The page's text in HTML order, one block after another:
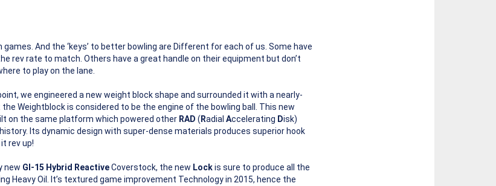
games. And the ‘keys’ to better bowling are Different for each of us. Some have
rev rate to match. Others have a great handle on their equipment but don’t
to play on the lane.
we engineered a new weight block shape and surrounded it with a nearly-
Weightblock is considered to be the engine of the bowling ball. This new
on the same platform which powered other RAD ( Radial Accelerating Disk)
Its dynamic design with super-dense materials produces superior hook
rev up!
new GI-15 Hybrid ReactiveCoverstock, the new Lockis sure to produce all the
Heavy Oil. It’s textured game improvement Technology in 2015, hence the